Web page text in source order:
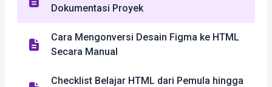
Dokumentasi Proyek
Cara Mengonversi Desain Figma ke HTML
Secara Manual
Checklist Belajar HTML dari Pemula hingga